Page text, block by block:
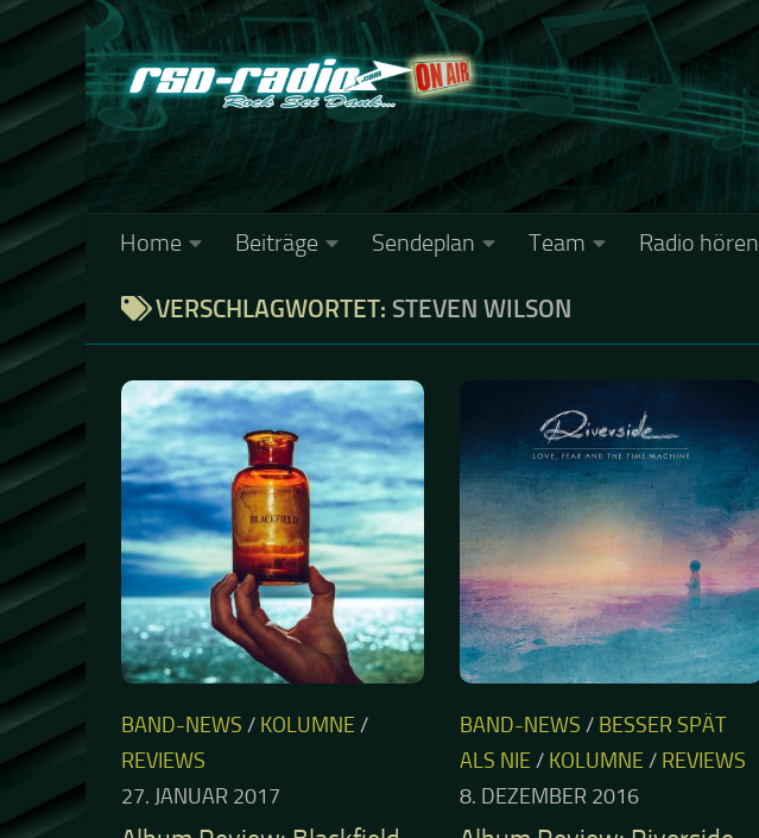
Zum Inhalt springen
Home Beiträge Sendeplan Team Radio hören
VERSCHLAGWORTET: STEVEN WILSON
BAND-NEWS / KOLUMNE /
REVIEWS
27. JANUAR 2017
BAND-NEWS / BESSER SPÄT
ALS NIE / KOLUMNE / REVIEWS
8. DEZEMBER 2016